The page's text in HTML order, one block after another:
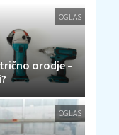
OGLAS
orodje –
OGLAS